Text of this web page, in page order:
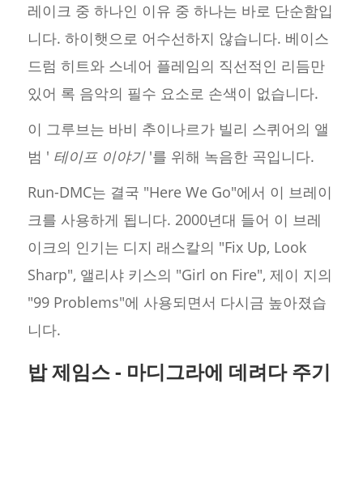
레이크 중 하나인 이유 중 하나는 바로 단순함입
니다. 하이햇으로 어수선하지 않습니다. 베이스
드럼 히트와 스네어 플레임의 직선적인 리듬만
있어 록 음악의 필수 요소로 손색이 없습니다.
이 그루브는 바비 추이나르가 빌리 스퀴어의 앨
범 ' 테이프 이야기'를 위해 녹음한 곡입니다.
Run-DMC는 결국 "Here We Go"에서 이 브레이
크를 사용하게 됩니다. 2000년대 들어 이 브레
이크의 인기는 디지 래스칼의 "Fix Up, Look
Sharp", 앨리샤 키스의 "Girl on Fire", 제이 지의
"99 Problems"에 사용되면서 다시금 높아졌습
니다.
밥 제임스 - 마디그라에 데려다 주기